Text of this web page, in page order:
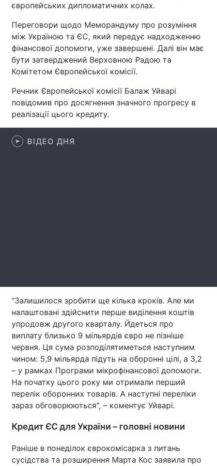
Економіка Світ
Спорт Наука
Техно і зв'язок Лайт
Зброя Інциденти
Здоров'я Туризм
Цікавинки
Тема оформлення
європейських дипломатичних колах.
Переговори щодо Меморандуму про розуміння
між Україною та ЄС, який передує надходженню
фінансової допомоги, уже завершені. Далі він має
бути затверджений Верховною Радою та
Комітетом Європейської комісії.
Речник Європейської комісії Балаж Уйварі
повідомив про досягнення значного прогресу в
реалізації цього кредиту.
ВІДЕО ДНЯ
"Залишилося зробити ще кілька кроків. Але ми
налаштовані здійснити перше виділення коштів
упродовж другого кварталу. Йдеться про
виплату близько 9 мільярдів євро не пізніше
червня. Ця сума розподілятиметься наступним
чином: 5,9 мільярда підуть на оборонні цілі, а 3,2
– у рамках Програми мікрофінансової допомоги.
На початку цього року ми отримали перший
перелік оборонних товарів. А наступні переліки
зараз обговорюються", – коментує Уйварі.
Кредит ЄС для України – головні новини
Раніше в понеділок єврокомісарка з питань
сусідства та розширення Марта Кос заявила про